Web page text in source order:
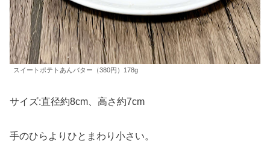
スイートポテトあんバター（380円）178g
サイズ:直径約8cm、高さ約7cm
手のひらよりひとまわり小さい。